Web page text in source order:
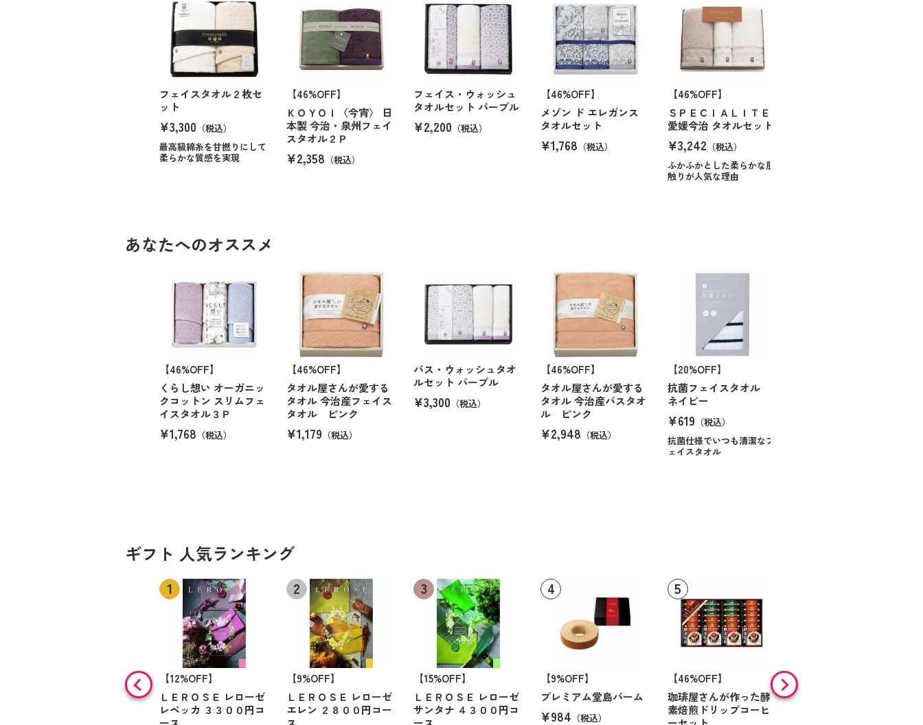
フェイスタオル２枚セ
ット
¥3,300 （税込）
最高級綿糸を甘撚りにして
柔らかな質感を実現
【46%OFF】
ＫＯＹＯＩ〈今宵〉 日
本製 今治・泉州フェイ
スタオル２Ｐ
¥2,358 （税込）
フェイス・ウォッシュ
タオルセット パープル
¥2,200 （税込）
【46%OFF】
メゾン ド エレガンス
タオルセット
¥1,768 （税込）
【46%OFF】
ＳＰＥＣＩＡＬＩＴＥ
愛媛今治 タオルセット
¥3,242 （税込）
ふかふかとした柔らかな肌
触りが人気な理由
あなたへのオススメ
【46%OFF】
くらし想い オーガニッ
クコットン スリムフェ
イスタオル３Ｐ
¥1,768 （税込）
【46%OFF】
タオル屋さんが愛する
タオル 今治産フェイス
タオル ピンク
¥1,179 （税込）
バス・ウォッシュタオ
ルセット パープル
¥3,300 （税込）
【46%OFF】
タオル屋さんが愛する
タオル 今治産バスタオ
ル ピンク
¥2,948 （税込）
【20%OFF】
抗菌フェイスタオル
ネイビー
¥619 （税込）
抗菌仕様でいつも清潔なフ
ェイスタオル
ギフト 人気ランキング
【12%OFF】
ＬＥＲＯＳＥ レローゼ
レベッカ ３３００円コ
【9%OFF】
ＬＥＲＯＳＥ レローゼ
エレン ２８００円コー
【15%OFF】
ＬＥＲＯＳＥ レローゼ
サンタナ ４３００円コ
【9%OFF】
プレミアム堂島バーム
¥984 （税込）
【46%OFF】
珈琲屋さんが作った酵
素焙煎ドリップコーヒ
【9%OFF】
アラン・ド・パリ ショ